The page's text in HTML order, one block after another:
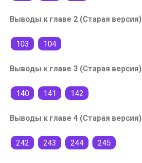
Выводы к главе 2 (Старая версия)
103 104
Выводы к главе 3 (Старая версия)
140 141 142
Выводы к главе 4 (Старая версия)
242 243 244 245